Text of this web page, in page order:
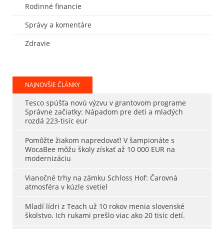
Rodinné financie
Správy a komentáre
Zdravie
NAJNOVŠIE ČLÁNKY
Tesco spúšťa novú výzvu v grantovom programe
Správne začiatky: Nápadom pre deti a mladých
rozdá 223-tisíc eur
Pomôžte žiakom napredovať! V šampionáte s
WocaBee môžu školy získať až 10 000 EUR na
modernizáciu
Vianočné trhy na zámku Schloss Hof: Čarovná
atmosféra v kúzle svetiel
Mladí lídri z Teach už 10 rokov menia slovenské
školstvo. Ich rukami prešlo viac ako 20 tisíc detí.